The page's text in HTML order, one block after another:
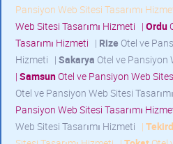
Pansiyon Web Sitesi Tasarımı
Web Sitesi Tasarımı Hizmeti | Ordu
Tasarımı Hizmeti | Rize Otel ve
Hizmeti | Sakarya Otel ve Pansiyon
| SamsunOtel ve Pansiyon Web
Otel ve Pansiyon Web Sitesi
Pansiyon Web Sitesi Tasarımı
Web Sitesi Tasarımı Hizmeti |